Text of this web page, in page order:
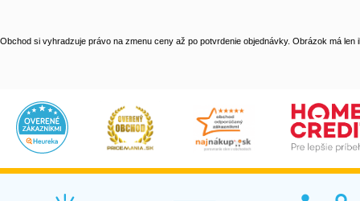
Obchod si vyhradzuje právo na zmenu ceny až po potvrdenie objednávky. Obrázok má len